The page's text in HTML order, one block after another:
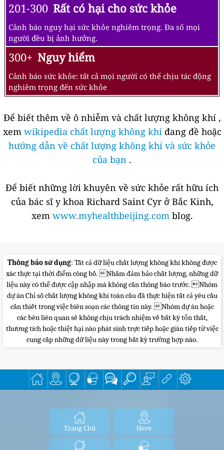
201-300 Rất có hại cho sức khỏe
Cảnh báo nguy hại sức khỏe nghiêm trọng. Đa số mọi
người đều bị ảnh hưởng.
300+ Nguy hiểm
Cảnh báo sức khỏe: tất cả mọi người có thể chịu tác động
nghiêm trọng đến sức khỏe
Để biết thêm về ô nhiễm và chất lượng không khí ,
xem wikipedia chất lượng không khíđang đề hoặc
hướng dẫn về chất lượng không khí và sức khỏe
của bạn .
Để biết những lời khuyên về sức khỏe rất hữu ích
của bác sĩ y khoa Richard Saint Cyr ở Bắc Kinh,
xem www.myhealthbeijing.com blog.
Thông báo sử dụng: Tất cả dữ liệu chất lượng không khí không được
xác thực tại thời điểm công bố. Nhằm đảm bảo chất lượng, những dữ
liệu này có thể được cập nhập mà không cần thông báo trước. Nhóm
dự án Chỉ số chất lượng không khí toàn cầu đã thực hiện tất cả yêu cầu
cần thiết trong việc biên soạn các thông tin này. Nhóm dự án hoặc
các bên liên quan sẽ không chịu trách nhiệm về bất kỳ tổn thất,
thương tích hoặc thiệt hại nào phát sinh trực tiếp hoặc gián tiếp từ việc
cung cấp những dữ liệu này trong bất kỳ trường hợp nào.
Trang Chủ Here